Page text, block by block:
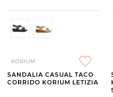
KORIUM
SANDALIA CASUAL TACO
CORRIDO KORIUM LETIZIA